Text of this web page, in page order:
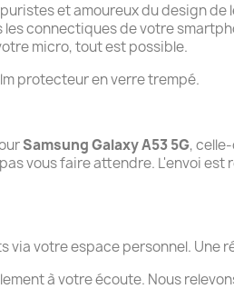
et amoureux du design de
connectiques de votre
micro, tout est possible.
protecteur en verre trempé.
Samsung Galaxy A53 5G,
vous faire attendre. L'envoi est
votre espace personnel. Une
à votre écoute. Nous